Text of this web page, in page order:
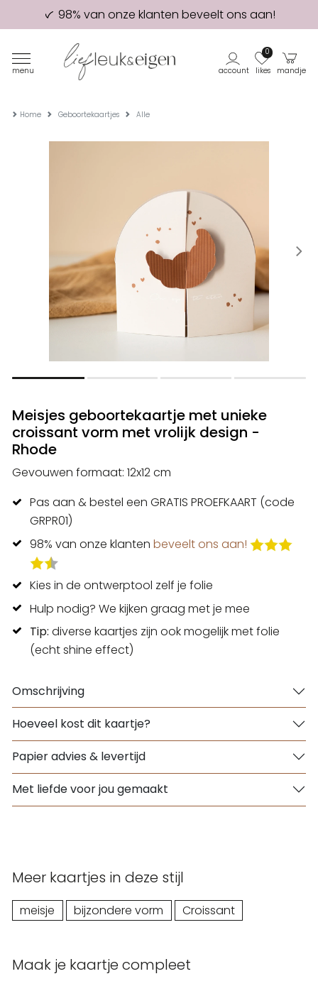
98% van onze klanten beveelt ons aan!
Eerste proefdruk GRATIS
menu account likes
0
mandje
Home Geboortekaartjes Alle
Meisjes geboortekaartje met unieke
croissant vorm met vrolijk design -
Rhode
Gevouwen formaat: 12x12 cm
Pas aan & bestel een GRATIS PROEFKAART (code
GRPR01)
98% van onze klanten beveelt ons aan!
Kies in de ontwerptool zelf je folie
Hulp nodig? We kijken graag met je mee
Tip: diverse kaartjes zijn ook mogelijk met folie
(echt shine effect)
Omschrijving
Hoeveel kost dit kaartje?
Papier advies & levertijd
Met liefde voor jou gemaakt
Meer kaartjes in deze stijl
meisje bijzondere vorm Croissant
Maak je kaartje compleet